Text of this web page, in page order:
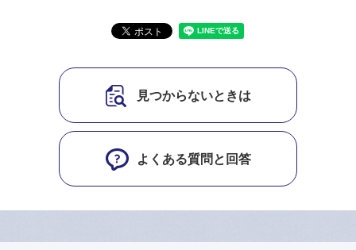
見つからないときは
よくある質問と回答